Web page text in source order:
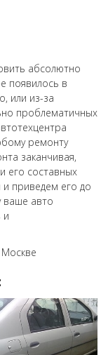
абсолютно
появилось в
или из-за
проблематичных
ремонту
заканчивая,
его составных
приведем его до
ваше авто
и